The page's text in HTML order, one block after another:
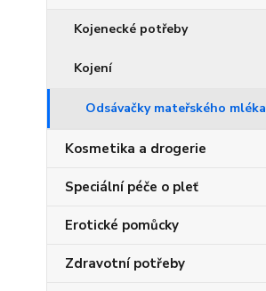
Kojenecké potřeby
Kojení
Odsávačky mateřského mléka
Kosmetika a drogerie
Speciální péče o pleť
Erotické pomůcky
Zdravotní potřeby